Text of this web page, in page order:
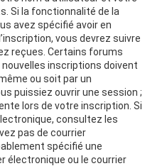
Si la fonctionnalité de la
avez spécifié avoir en
vous devrez suivre
reçues. Certains forums
inscriptions doivent
ou soit par un
puissiez ouvrir une session ;
lors de votre inscription. Si
consultez les
pas de courrier
spécifié une
électronique ou le courrier